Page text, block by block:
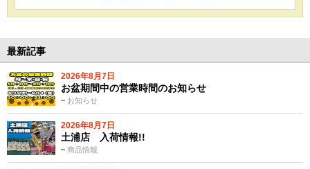
最新記事
2026年8月7日
お知らせ
お盆期間中の営業時間のお知らせ
2026年8月7日
商品情報
土浦店 入荷情報!!